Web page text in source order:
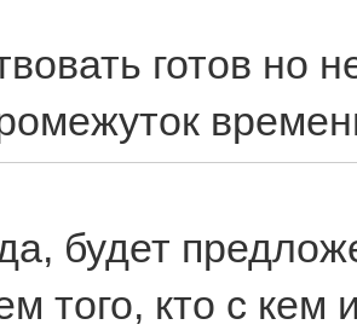
готов но
будет
того, кто с кем